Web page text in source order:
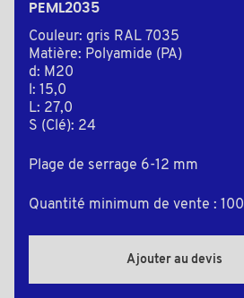
PEML2035
Couleur: gris RAL 7035
Matière: Polyamide (PA)
d: M20
l: 15,0
L: 27,0
S (Clé): 24
Plage de serrage 6-12 mm
Quantité minimum de vente : 100
Ajouter au devis